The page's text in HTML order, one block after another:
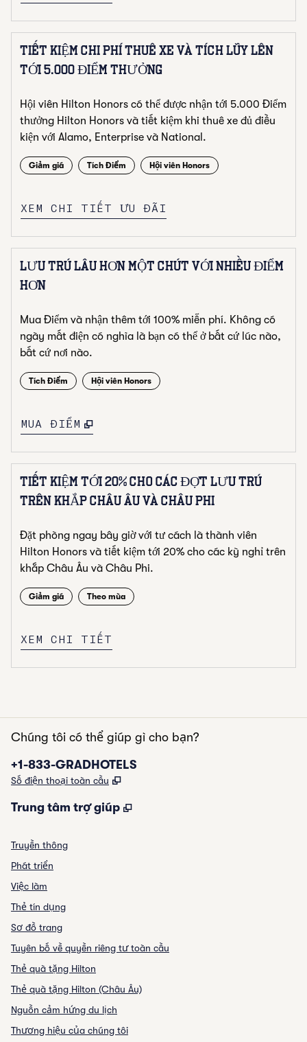
TIẾT KIỆM CHI PHÍ THUÊ XE VÀ TÍCH LŨY LÊN
TỚI 5.000 ĐIỂM THƯỞNG
Hội viên Hilton Honors có thể được nhận tới 5.000 Điểm
thưởng Hilton Honors và tiết kiệm khi thuê xe đủ điều
kiện với Alamo, Enterprise và National.
Giảm giá Tích Điểm Hội viên Honors
XEM CHI TIẾT ƯU ĐÃI
LƯU TRÚ LÂU HƠN MỘT CHÚT VỚI NHIỀU ĐIỂM
HƠN
Mua Điểm và nhận thêm tới 100% miễn phí. Không có
ngày mất điện có nghĩa là bạn có thể ở bất cứ lúc nào,
bất cứ nơi nào.
Tích Điểm Hội viên Honors
MUA ĐIỂM ,
TIẾT KIỆM TỚI 20% CHO CÁC ĐỢT LƯU TRÚ
TRÊN KHẮP CHÂU ÂU VÀ CHÂU PHI
Đặt phòng ngay bây giờ với tư cách là thành viên
Hilton Honors và tiết kiệm tới 20% cho các kỳ nghỉ trên
khắp Châu Âu và Châu Phi.
Giảm giá Theo mùa
XEM CHI TIẾT
Chúng tôi có thể giúp gì cho bạn?
Điện thoại:
+1-833-GRADHOTELS
Số điện thoại toàn cầu ,
Trung tâm trợ giúp ,
Truyền thông
Phát triển
Việc làm
Thẻ tín dụng
Sơ đồ trang
Tuyên bố về quyền riêng tư toàn cầu
Thẻ quà tặng Hilton
Thẻ quà tặng Hilton (Châu Âu)
Nguồn cảm hứng du lịch
Thương hiệu của chúng tôi